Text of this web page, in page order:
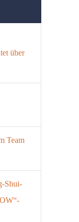
über
Team
Shui-